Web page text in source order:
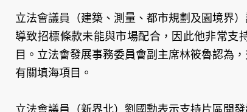
立法會議員（建築、測量、都市規劃及園境界
導致招標條款未能與市場配合，因此他非常支
目。立法會發展事務委員會副主席林筱魯認為
有關填海項目。
立法會議員（新界北）劉國勳表示支持片區開